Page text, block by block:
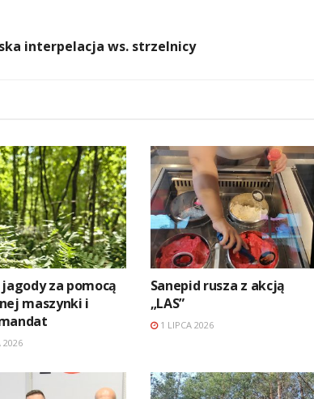
interpelacja ws. strzelnicy
jagody za pomocą
maszynki i
2026
Sanepid rusza z akcją
„LAS”
1 LIPCA 2026